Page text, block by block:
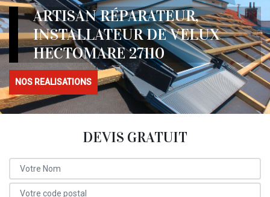
ARTISAN RÉPARATEUR,
INSTALLATEUR DE VELUX
HECTOMARE 27110
NOS REALISATIONS
DEVIS GRATUIT